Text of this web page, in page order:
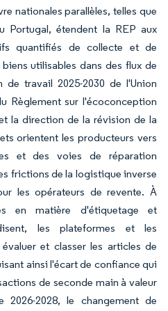
nationales parallèles, telles que
Portugal, étendent la REP aux
quantifiés de collecte et de
utilisables dans des flux de
travail 2025-2030 de l'Union
Règlement sur l'écoconception
la direction de la révision de la
orientent les producteurs vers
et des voies de réparation
frictions de la logistique inverse
les opérateurs de revente. À
en matière d'étiquetage et
les plateformes et les
et classer les articles de
ainsi l'écart de confiance qui
de seconde main à valeur
2026-2028, le changement de